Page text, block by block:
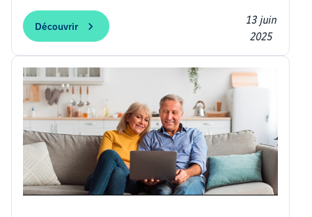
Découvrir
13 juin
2025